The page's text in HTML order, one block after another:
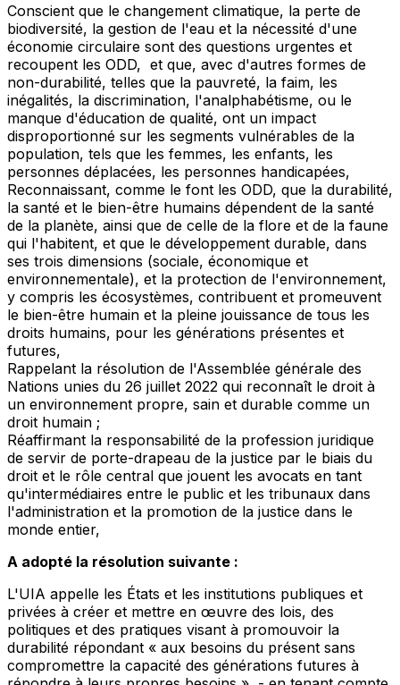
Conscient que le changement climatique, la perte de
biodiversité, la gestion de l'eau et la nécessité d'une
économie circulaire sont des questions urgentes et
recoupent les ODD, et que, avec d'autres formes de
non-durabilité, telles que la pauvreté, la faim, les
inégalités, la discrimination, l'analphabétisme, ou le
manque d'éducation de qualité, ont un impact
disproportionné sur les segments vulnérables de la
population, tels que les femmes, les enfants, les
personnes déplacées, les personnes handicapées,
Reconnaissant, comme le font les ODD, que la durabilité,
la santé et le bien-être humains dépendent de la santé
de la planète, ainsi que de celle de la flore et de la faune
qui l'habitent, et que le développement durable, dans
ses trois dimensions (sociale, économique et
environnementale), et la protection de l'environnement,
y compris les écosystèmes, contribuent et promeuvent
le bien-être humain et la pleine jouissance de tous les
droits humains, pour les générations présentes et
futures,
Rappelant la résolution de l'Assemblée générale des
Nations unies du 26 juillet 2022 qui reconnaît le droit à
un environnement propre, sain et durable comme un
droit humain ;
Réaffirmant la responsabilité de la profession juridique
de servir de porte-drapeau de la justice par le biais du
droit et le rôle central que jouent les avocats en tant
qu'intermédiaires entre le public et les tribunaux dans
l'administration et la promotion de la justice dans le
monde entier,
A adopté la résolution suivante :
L'UIA appelle les États et les institutions publiques et
privées à créer et mettre en œuvre des lois, des
politiques et des pratiques visant à promouvoir la
durabilité répondant « aux besoins du présent sans
compromettre la capacité des générations futures à